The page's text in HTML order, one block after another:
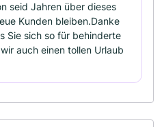
seid Jahren über dieses
Kunden bleiben.Danke
Sie sich so für behinderte
auch einen tollen Urlaub